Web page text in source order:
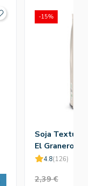
Soja
El Granero
4.8(126)
2,39 €
-15%